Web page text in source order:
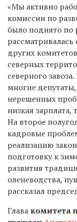
«Мы активно
комиссии по
было поднято по
других
северных
северного
многие
нерешенных
низкая зарплата,
На второе
кадровые
реализацию
подготовку к
развития
оленеводства,
рассказал
Глава комитета